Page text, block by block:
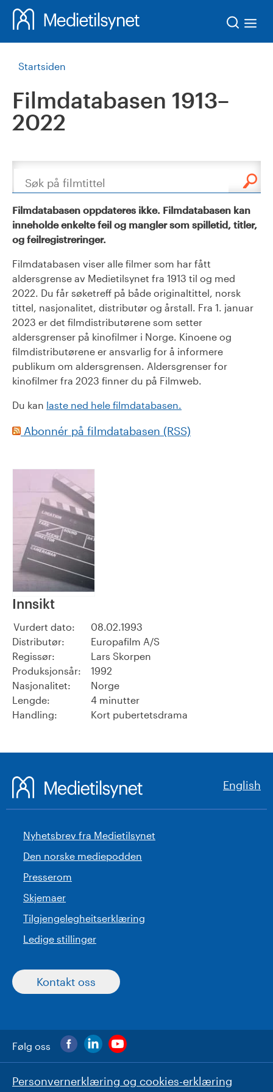
Startsiden
Filmdatabasen 1913–
2022
Søk
Filmdatabasen oppdateres ikke. Filmdatabasen kan
inneholde enkelte feil og mangler som spilletid, titler,
og feilregistreringer.
Filmdatabasen viser alle filmer som har fått
aldersgrense av Medietilsynet fra 1913 til og med
2022. Du får søketreff på både originaltittel, norsk
tittel, nasjonalitet, distributør og årstall. Fra 1. januar
2023 er det filmdistributørene som setter
aldersgrenser på kinofilmer i Norge. Kinoene og
filmdistributørene er ansvarlig for å informere
publikum om aldersgrensen. Aldersgrenser for
kinofilmer fra 2023 finner du på Filmweb.
Du kan laste ned hele filmdatabasen.
Abonnér på filmdatabasen (RSS)
Innsikt
Vurdert dato:
08.02.1993
Distributør:
Europafilm A/S
Regissør:
Lars Skorpen
Produksjonsår:
1992
Nasjonalitet:
Norge
Lengde:
4 minutter
Handling:
Kort pubertetsdrama
English
Nyhetsbrev fra Medietilsynet
Den norske mediepodden
Presserom
Skjemaer
Tilgjengelegheitserklæring
Ledige stillinger
Kontakt oss
Personvernerklæring og cookies-erklæring
Følg oss